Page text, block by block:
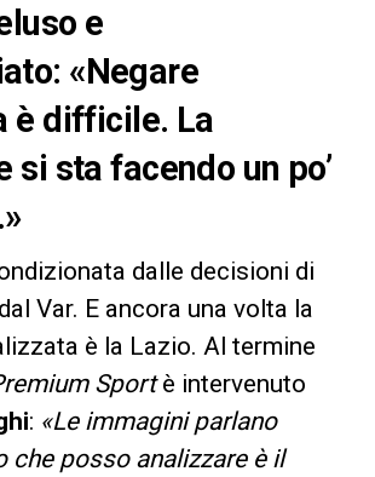
e
«Negare
è difficile. La
si sta facendo un po’
dalle decisioni di
Var. E ancora una volta la
è la Lazio. Al termine
Sportè intervenuto
: «Le immagini parlano
che posso analizzare è il